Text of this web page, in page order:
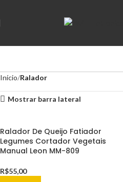
Início Ralador
Mostrar barra lateral
Ralador De Queijo Fatiador
Legumes Cortador Vegetais
Manual Leon MM-809
R$55,00